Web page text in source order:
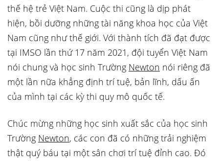
thế hệ trẻ Việt Nam. Cuộc thi cũng là dịp phát
hiện, bồi dưỡng những tài năng khoa học của Việt
Nam cũng như thế giới. Với thành tích đã đạt được
tại IMSO lần thứ 17 năm 2021, đội tuyển Việt Nam
nói chung và học sinh Trường Newton nói riêng đã
một lần nữa khẳng định trí tuệ, bản lĩnh, dấu ấn
của mình tại các kỳ thi quy mô quốc tế.
Chúc mừng những học sinh xuất sắc của học sinh
Trường Newton, các con đã có những trải nghiệm
thật quý báu tại một sân chơi trí tuệ đỉnh cao. Đó